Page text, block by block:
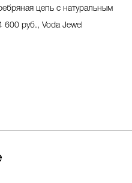
цепь с натуральным
600 руб., Voda Jewel